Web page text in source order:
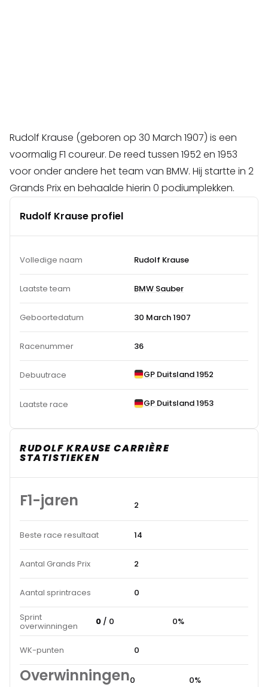
Rudolf Krause (geboren op 30 March 1907) is een
voormalig F1 coureur. De reed tussen 1952 en 1953
voor onder andere het team van BMW. Hij startte in 2
Grands Prix en behaalde hierin 0 podiumplekken.
Rudolf Krause profiel
Volledige naam Rudolf Krause
Laatste team BMW Sauber
Geboortedatum 30 March 1907
Racenummer 36
Debuutrace GP Duitsland 1952
Laatste race GP Duitsland 1953
RUDOLF KRAUSE CARRIÈRE
STATISTIEKEN
F1-jaren 2
Beste race resultaat 14
Aantal Grands Prix 2
Aantal sprintraces 0
Sprint
overwinningen 0 / 0 0%
WK-punten 0
Overwinningen0 0%